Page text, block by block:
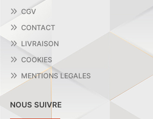
CGV
CONTACT
LIVRAISON
COOKIES
MENTIONS LEGALES
NOUS SUIVRE